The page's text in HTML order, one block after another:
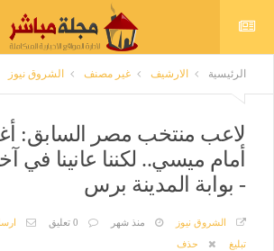
الرئيسية الارشيف غير مصنف الشروق نيوز
لاعب منتخب مصر السابق:
- بوابة المدينة برس
الشروق نيوز منذ شهر 0 تعليق
تبليغ
حذف